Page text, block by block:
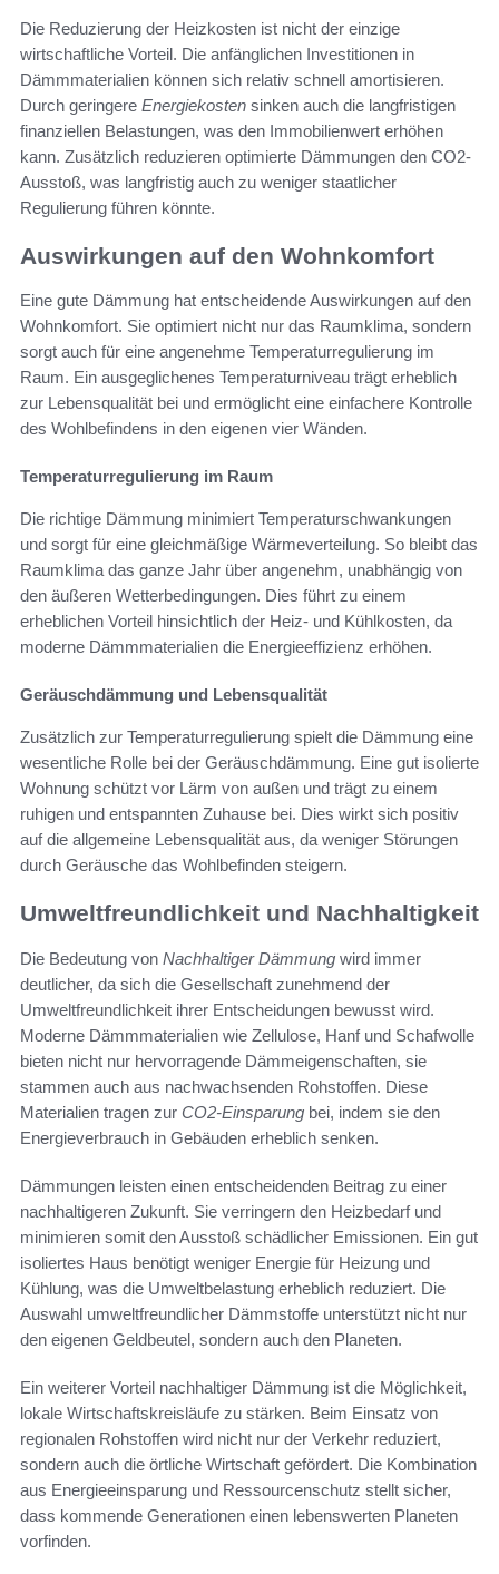
Die Reduzierung der Heizkosten ist nicht der einzige
wirtschaftliche Vorteil. Die anfänglichen Investitionen in
Dämmmaterialien können sich relativ schnell amortisieren.
Durch geringere Energiekosten sinken auch die langfristigen
finanziellen Belastungen, was den Immobilienwert erhöhen
kann. Zusätzlich reduzieren optimierte Dämmungen den CO2-
Ausstoß, was langfristig auch zu weniger staatlicher
Regulierung führen könnte.
Auswirkungen auf den Wohnkomfort
Eine gute Dämmung hat entscheidende Auswirkungen auf den
Wohnkomfort. Sie optimiert nicht nur das Raumklima, sondern
sorgt auch für eine angenehme Temperaturregulierung im
Raum. Ein ausgeglichenes Temperaturniveau trägt erheblich
zur Lebensqualität bei und ermöglicht eine einfachere Kontrolle
des Wohlbefindens in den eigenen vier Wänden.
Temperaturregulierung im Raum
Die richtige Dämmung minimiert Temperaturschwankungen
und sorgt für eine gleichmäßige Wärmeverteilung. So bleibt das
Raumklima das ganze Jahr über angenehm, unabhängig von
den äußeren Wetterbedingungen. Dies führt zu einem
erheblichen Vorteil hinsichtlich der Heiz- und Kühlkosten, da
moderne Dämmmaterialien die Energieeffizienz erhöhen.
Geräuschdämmung und Lebensqualität
Zusätzlich zur Temperaturregulierung spielt die Dämmung eine
wesentliche Rolle bei der Geräuschdämmung. Eine gut isolierte
Wohnung schützt vor Lärm von außen und trägt zu einem
ruhigen und entspannten Zuhause bei. Dies wirkt sich positiv
auf die allgemeine Lebensqualität aus, da weniger Störungen
durch Geräusche das Wohlbefinden steigern.
Umweltfreundlichkeit und Nachhaltigkeit
Die Bedeutung von Nachhaltiger Dämmung wird immer
deutlicher, da sich die Gesellschaft zunehmend der
Umweltfreundlichkeit ihrer Entscheidungen bewusst wird.
Moderne Dämmmaterialien wie Zellulose, Hanf und Schafwolle
bieten nicht nur hervorragende Dämmeigenschaften, sie
stammen auch aus nachwachsenden Rohstoffen. Diese
Materialien tragen zur CO2-Einsparung bei, indem sie den
Energieverbrauch in Gebäuden erheblich senken.
Dämmungen leisten einen entscheidenden Beitrag zu einer
nachhaltigeren Zukunft. Sie verringern den Heizbedarf und
minimieren somit den Ausstoß schädlicher Emissionen. Ein gut
isoliertes Haus benötigt weniger Energie für Heizung und
Kühlung, was die Umweltbelastung erheblich reduziert. Die
Auswahl umweltfreundlicher Dämmstoffe unterstützt nicht nur
den eigenen Geldbeutel, sondern auch den Planeten.
Ein weiterer Vorteil nachhaltiger Dämmung ist die Möglichkeit,
lokale Wirtschaftskreisläufe zu stärken. Beim Einsatz von
regionalen Rohstoffen wird nicht nur der Verkehr reduziert,
sondern auch die örtliche Wirtschaft gefördert. Die Kombination
aus Energieeinsparung und Ressourcenschutz stellt sicher,
dass kommende Generationen einen lebenswerten Planeten
vorfinden.